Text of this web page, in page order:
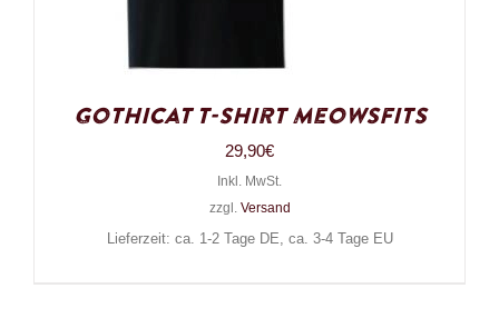
Gothicat T-Shirt Meowsfits
29,90€
Inkl. MwSt.
zzgl. Versand
Lieferzeit: ca. 1-2 Tage DE, ca. 3-4 Tage EU